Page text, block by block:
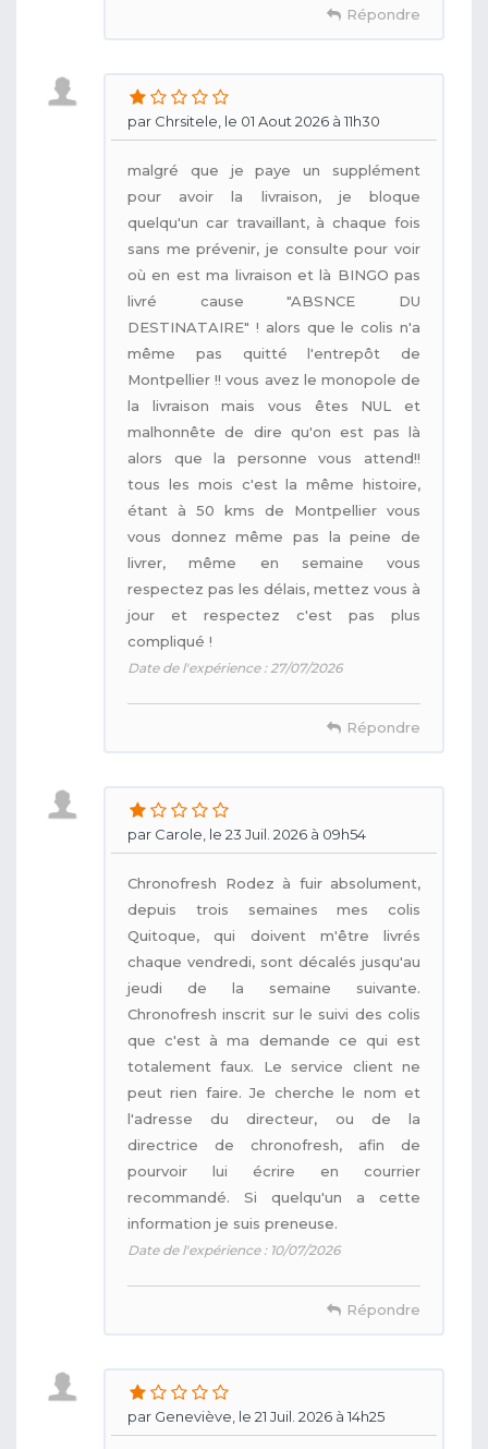
Répondre
par Chrsitele, le 01 Aout 2026 à 11h30
malgré que je paye un supplément
pour avoir la livraison, je bloque
quelqu'un car travaillant, à chaque fois
sans me prévenir, je consulte pour voir
où en est ma livraison et là BINGO pas
livré cause "ABSNCE DU
DESTINATAIRE" ! alors que le colis n'a
même pas quitté l'entrepôt de
Montpellier !! vous avez le monopole de
la livraison mais vous êtes NUL et
malhonnête de dire qu'on est pas là
alors que la personne vous attend!!
tous les mois c'est la même histoire,
étant à 50 kms de Montpellier vous
vous donnez même pas la peine de
livrer, même en semaine vous
respectez pas les délais, mettez vous à
jour et respectez c'est pas plus
compliqué !
Date de l'expérience : 27/07/2026
Répondre
par Carole, le 23 Juil. 2026 à 09h54
Chronofresh Rodez à fuir absolument,
depuis trois semaines mes colis
Quitoque, qui doivent m'être livrés
chaque vendredi, sont décalés jusqu'au
jeudi de la semaine suivante.
Chronofresh inscrit sur le suivi des colis
que c'est à ma demande ce qui est
totalement faux. Le service client ne
peut rien faire. Je cherche le nom et
l'adresse du directeur, ou de la
directrice de chronofresh, afin de
pourvoir lui écrire en courrier
recommandé. Si quelqu'un a cette
information je suis preneuse.
Date de l'expérience : 10/07/2026
Répondre
par Geneviève, le 21 Juil. 2026 à 14h25